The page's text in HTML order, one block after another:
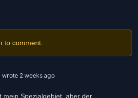
to comment.
wrote 2 weeks ago
mein Spezialgebiet, aber der